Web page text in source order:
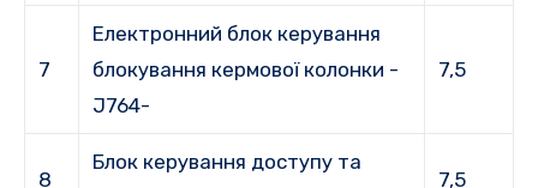
7
Електронний блок керування
блокування кермової колонки -
J764-
7,5
8
Блок керування доступу та
7,5